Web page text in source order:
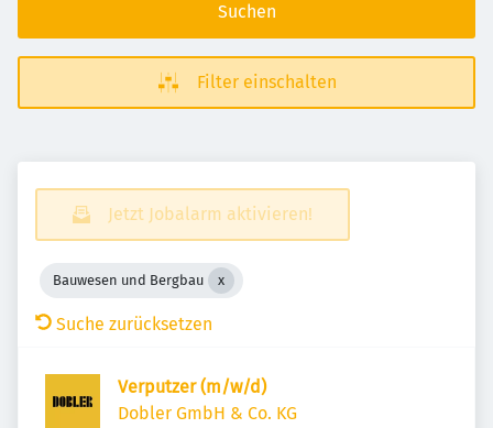
Suchen
Filter einschalten
Jetzt Jobalarm aktivieren!
Bauwesen und Bergbau
Suche zurücksetzen
Verputzer (m/w/d)
Dobler GmbH & Co. KG